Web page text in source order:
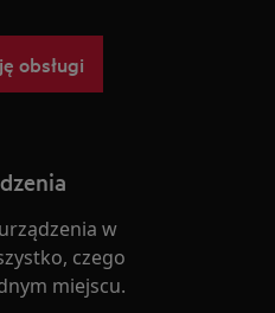
obsługi
w
czego
miejscu.